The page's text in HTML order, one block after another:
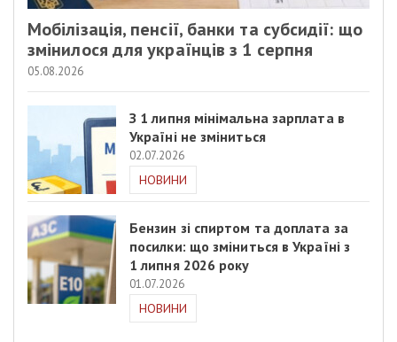
Мобілізація, пенсії, банки та субсидії: що
змінилося для українців з 1 серпня
05.08.2026
З 1 липня мінімальна зарплата в
Україні не зміниться
02.07.2026
НОВИНИ
Бензин зі спиртом та доплата за
посилки: що зміниться в Україні з
1 липня 2026 року
01.07.2026
НОВИНИ